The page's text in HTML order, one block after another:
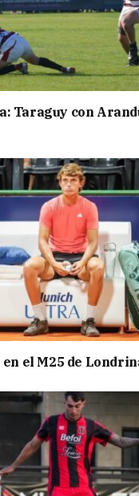
Taraguy con
el M25 de